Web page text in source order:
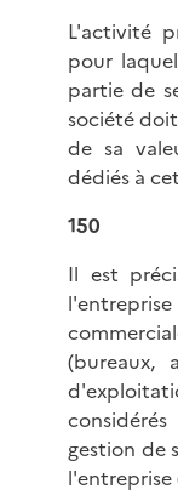
L'activité
pour
partie de
société
de sa
dédiés à
150
Il est
(bureaux,
gestion de
l'entreprise